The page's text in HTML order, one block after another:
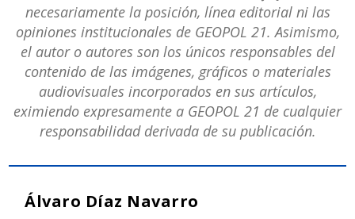
necesariamente la posición, línea editorial ni las
opiniones institucionales de GEOPOL 21. Asimismo,
el autor o autores son los únicos responsables del
contenido de las imágenes, gráficos o materiales
audiovisuales incorporados en sus artículos,
eximiendo expresamente a GEOPOL 21 de cualquier
responsabilidad derivada de su publicación.
Álvaro Díaz Navarro